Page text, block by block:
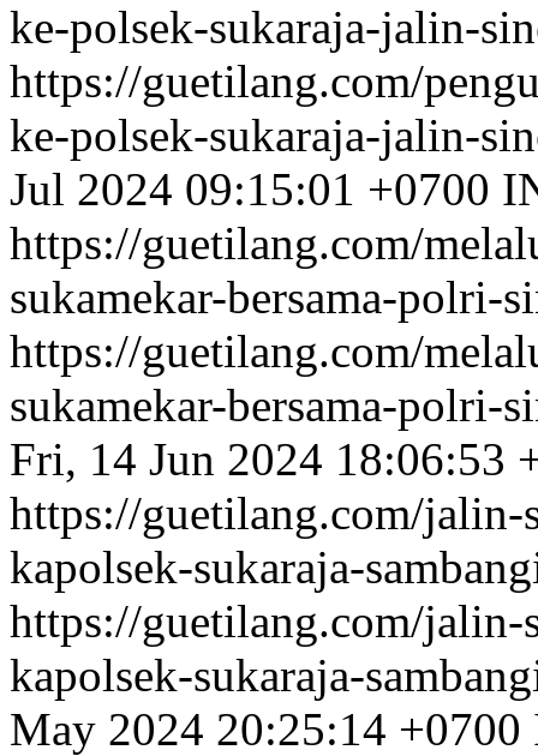
ke-polsek-sukaraja-jalin-
https://guetilang.com/
ke-polsek-sukaraja-jalin-
Jul 2024 09:15:01 +0700
https://guetilang.com/
sukamekar-bersama-polri-
https://guetilang.com/
sukamekar-bersama-polri-
Fri, 14 Jun 2024 18:06:53
https://guetilang.com/jalin-
kapolsek-sukaraja-
https://guetilang.com/jalin-
kapolsek-sukaraja-
May 2024 20:25:14 +0700